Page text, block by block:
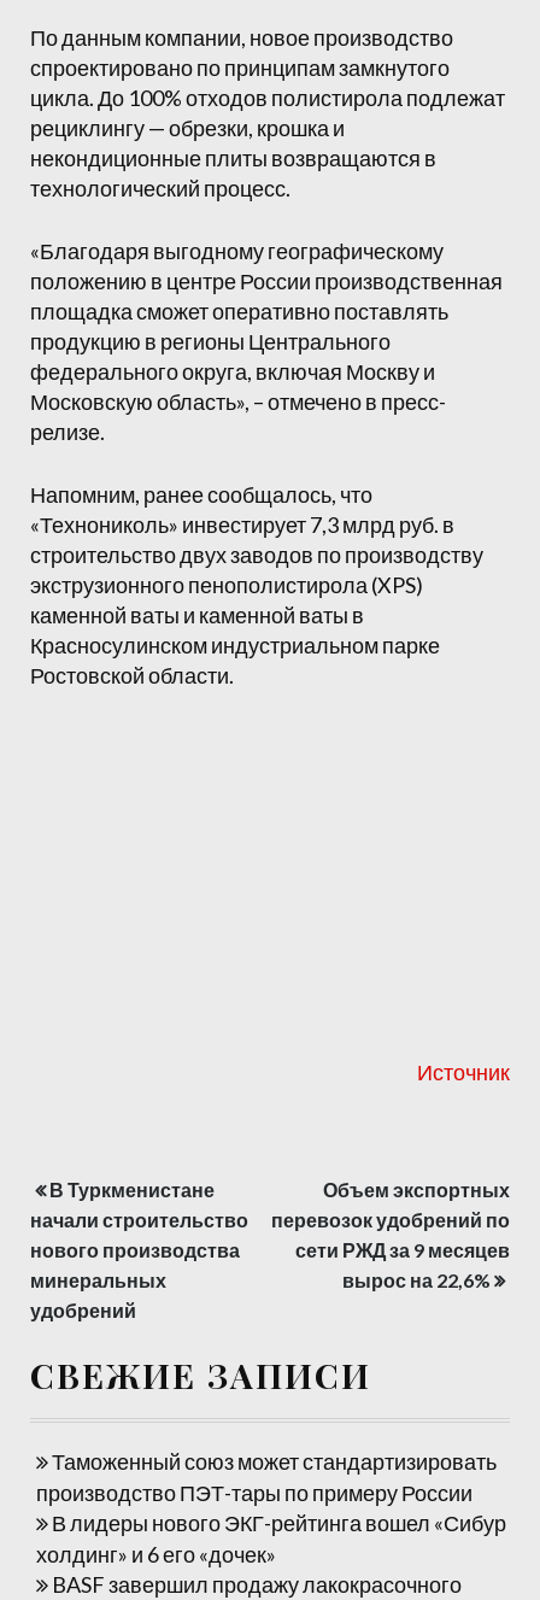
По данным компании, новое производство
спроектировано по принципам замкнутого
цикла. До 100% отходов полистирола подлежат
рециклингу — обрезки, крошка и
некондиционные плиты возвращаются в
технологический процесс.
«Благодаря выгодному географическому
положению в центре России производственная
площадка сможет оперативно поставлять
продукцию в регионы Центрального
федерального округа, включая Москву и
Московскую область», – отмечено в пресс-
релизе.
Напомним, ранее сообщалось, что
«Технониколь» инвестирует 7,3 млрд руб. в
строительство двух заводов по производству
экструзионного пенополистирола (XPS)
каменной ваты и каменной ваты в
Красносулинском индустриальном парке
Ростовской области.
Источник
Навигация
по
записям
В Туркменистане
начали строительство
нового производства
минеральных
удобрений
Объем экспортных
перевозок удобрений по
сети РЖД за 9 месяцев
вырос на 22,6%
СВЕЖИЕ ЗАПИСИ
Таможенный союз может стандартизировать
производство ПЭТ-тары по примеру России
В лидеры нового ЭКГ-рейтинга вошел «Сибур
холдинг» и 6 его «дочек»
BASF завершил продажу лакокрасочного